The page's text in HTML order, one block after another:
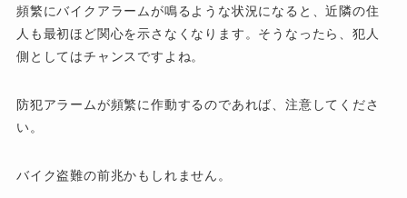
頻繁にバイクアラームが鳴るような状況になると、近隣の住
人も最初ほど関心を示さなくなります。そうなったら、犯人
側としてはチャンスですよね。
防犯アラームが頻繁に作動するのであれば、注意してくださ
い。
バイク盗難の前兆かもしれません。